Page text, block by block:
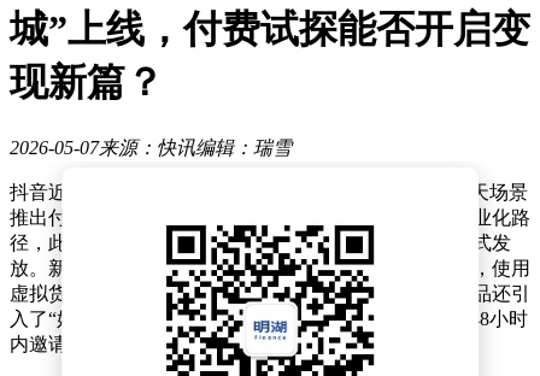
城”上线，付费试探能否开启变
现新篇？
2026-05-07来源：快讯编辑：瑞雪
抖音近日在主站悄然上线“星光商城”，正式面向个人聊天场景
推出付费装扮服务。这是该平台首次在社交领域探索商业化路
径，此前相关虚拟装扮多通过免费任务、粉丝福利等形式发
放。新功能上线后，用户可在消息页顶部入口进入商城，使用
虚拟货币购买限时聊天气泡、专属表情等商品，部分商品还引
入了“好友分享裂变”机制——用户购买彩蛋福袋后需在48小时
内邀请好友开启，双方均可获得奖励。